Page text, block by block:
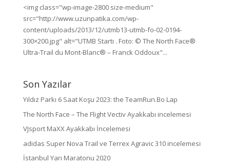
<img class="wp-image-2800 size-medium"
src="http://www.uzunpatika.com/wp-
content/uploads/2013/12/utmb13-utmb-fo-02-0194-
300×200.jpg" alt="UTMB Startı . Foto: © The North Face®
Ultra-Trail du Mont-Blanc® – Franck Oddoux"...
Son Yazılar
Yıldız Parkı 6 Saat Koşu 2023: the TeamRun.Bo Lap
The North Face – The Flight Vectiv Ayakkabı incelemesi
VJsport MaXX Ayakkabı İncelemesi
adidas Super Nova Trail ve Terrex Agravic 310 incelemesi
İstanbul Yarı Maratonu 2020